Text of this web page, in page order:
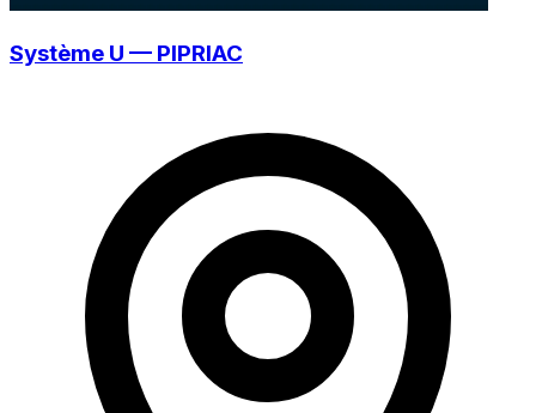
Système U — PIPRIAC